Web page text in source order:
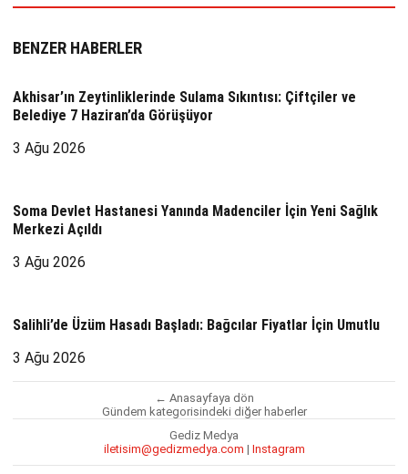
BENZER HABERLER
Akhisar’ın Zeytinliklerinde Sulama Sıkıntısı: Çiftçiler ve
Belediye 7 Haziran’da Görüşüyor
3 Ağu 2026
Soma Devlet Hastanesi Yanında Madenciler İçin Yeni Sağlık
Merkezi Açıldı
3 Ağu 2026
Salihli’de Üzüm Hasadı Başladı: Bağcılar Fiyatlar İçin Umutlu
3 Ağu 2026
← Anasayfaya dön
Gündem kategorisindeki diğer haberler
Gediz Medya
iletisim@gedizmedya.com | Instagram